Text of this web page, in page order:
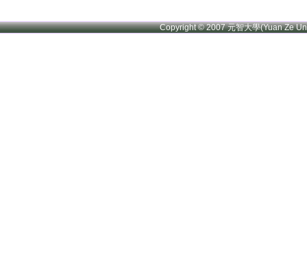
Copyright © 2007 元智大學(Yuan Ze